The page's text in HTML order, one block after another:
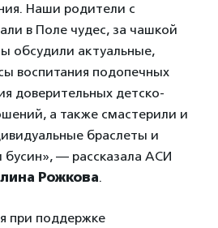
Наши родители с
в Поле чудес, за чашкой
обсудили актуальные,
воспитания подопечных
доверительных детско-
а также смастерили и
браслеты и
бусин», — рассказала АСИ
Рожкова.
при поддержке